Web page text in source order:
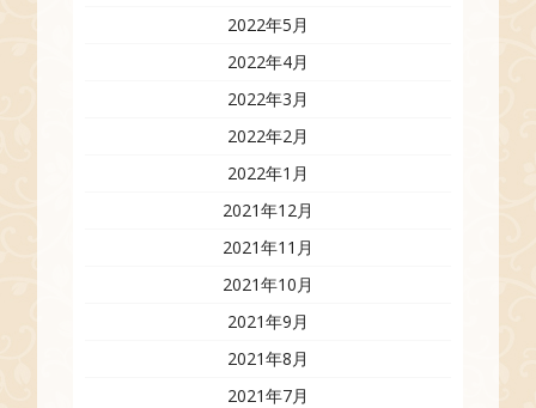
2022年5月
2022年4月
2022年3月
2022年2月
2022年1月
2021年12月
2021年11月
2021年10月
2021年9月
2021年8月
2021年7月